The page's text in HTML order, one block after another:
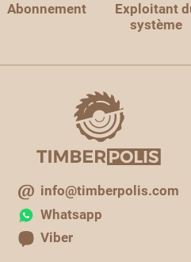
Abonnement
Exploitant
système
info@timberpolis.com
Whatsapp
Viber